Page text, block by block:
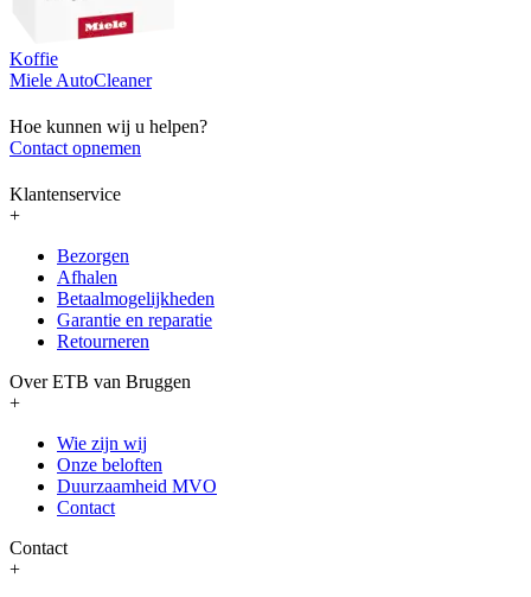
Koffie
Miele AutoCleaner
Hoe kunnen wij u helpen?
Contact opnemen
Klantenservice
+
Bezorgen
Afhalen
Betaalmogelijkheden
Garantie en reparatie
Retourneren
Over ETB van Bruggen
+
Wie zijn wij
Onze beloften
Duurzaamheid MVO
Contact
Contact
+